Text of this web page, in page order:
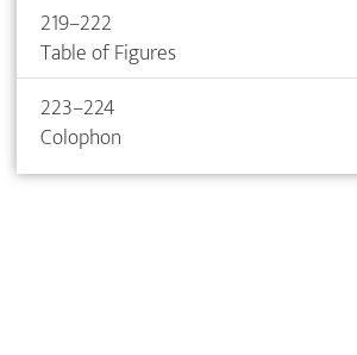
219–222
Table of Figures
223–224
Colophon